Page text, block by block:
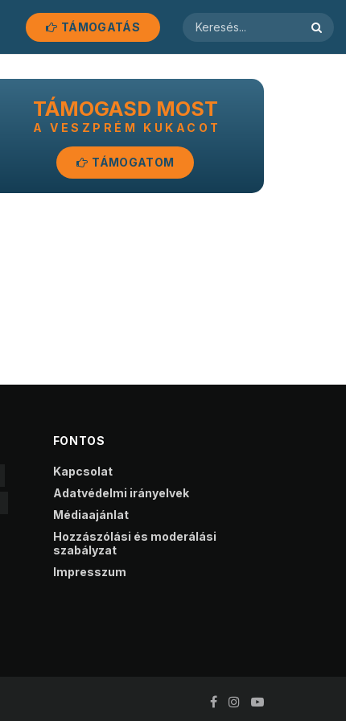
TÁMOGATÁS
TÁMOGASD MOST
A VESZPRÉM KUKACOT
TÁMOGATOM
FONTOS
Kapcsolat
Adatvédelmi irányelvek
Médiaajánlat
Hozzászólási és moderálási
szabályzat
Impresszum